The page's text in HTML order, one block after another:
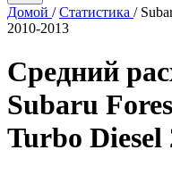
Домой / Статистика /
2010-2013
Средний
Subaru
Turbo Diesel